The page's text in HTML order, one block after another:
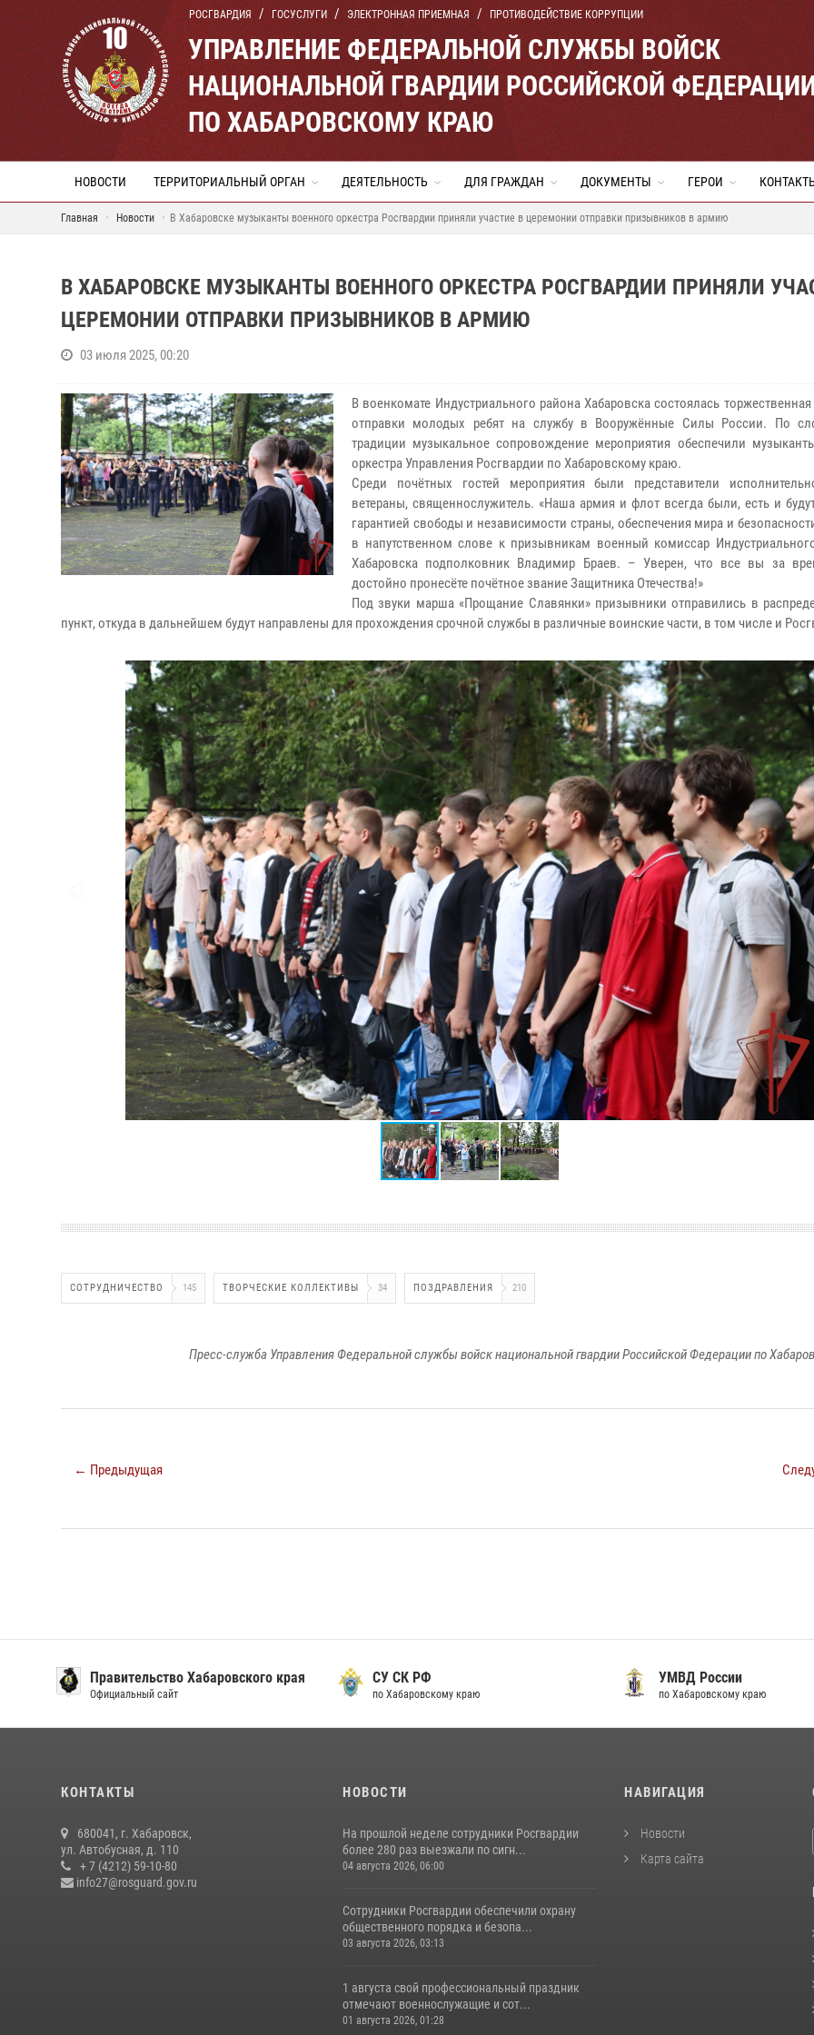
РОСГВАРДИЯ ГОСУСЛУГИ ЭЛЕКТРОННАЯ ПРИЕМНАЯ ПРОТИВОДЕЙСТВИЕ КОРРУПЦИИ
УПРАВЛЕНИЕ ФЕДЕРАЛЬНОЙ СЛУЖБЫ ВОЙСК
НАЦИОНАЛЬНОЙ ГВАРДИИ РОССИЙСКОЙ
ПО ХАБАРОВСКОМУ КРАЮ
НОВОСТИ ТЕРРИТОРИАЛЬНЫЙ ОРГАН ДЕЯТЕЛЬНОСТЬ ДЛЯ ГРАЖДАН ДОКУМЕНТЫ ГЕРОИ
Главная Новости В Хабаровске музыканты военного оркестра Росгвардии приняли участие в церемонии отправки призывников в армию
В ХАБАРОВСКЕ МУЗЫКАНТЫ ВОЕННОГО ОРКЕСТРА РОСГВАРДИИ ПРИНЯЛИ
ЦЕРЕМОНИИ ОТПРАВКИ ПРИЗЫВНИКОВ В АРМИЮ
03 июля 2025, 00:20
В военкомате Индустриального района Хабаровска состоялась
отправки молодых ребят на службу в Вооружённые Силы России. По
традиции музыкальное сопровождение мероприятия обеспечили
оркестра Управления Росгвардии по Хабаровскому краю.
Среди почётных гостей мероприятия были представители
ветераны, священнослужитель. «Наша армия и флот всегда были, есть и
гарантией свободы и независимости страны, обеспечения мира и
в напутственном слове к призывникам военный комиссар
Хабаровска подполковник Владимир Браев. – Уверен, что все вы за
достойно пронесёте почётное звание Защитника Отечества!»
Под звуки марша «Прощание Славянки» призывники отправились в
пункт, откуда в дальнейшем будут направлены для прохождения срочной службы в различные воинские части, в том числе и
СОТРУДНИЧЕСТВО 145 ТВОРЧЕСКИЕ КОЛЛЕКТИВЫ 34 ПОЗДРАВЛЕНИЯ 210
Пресс-служба Управления Федеральной службы войск национальной гвардии Российской Федерации по
← Предыдущая
Правительство Хабаровского края
Официальный сайт
СУ СК РФ
по Хабаровскому краю
УМВД России
по Хабаровскому краю
КОНТАКТЫ
680041, г. Хабаровск,
ул. Автобусная, д. 110
+ 7 (4212) 59-10-80
info27@rosguard.gov.ru
НОВОСТИ
На прошлой неделе сотрудники Росгвардии
более 280 раз выезжали по сигн...
04 августа 2026, 06:00
Сотрудники Росгвардии обеспечили охрану
общественного порядка и безопа...
03 августа 2026, 03:13
1 августа свой профессиональный праздник
отмечают военнослужащие и сот...
01 августа 2026, 01:28
НАВИГАЦИЯ
Новости
Карта сайта